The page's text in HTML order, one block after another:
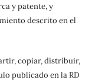
y patente, y
descrito en el
copiar, distribuir,
publicado en la RD